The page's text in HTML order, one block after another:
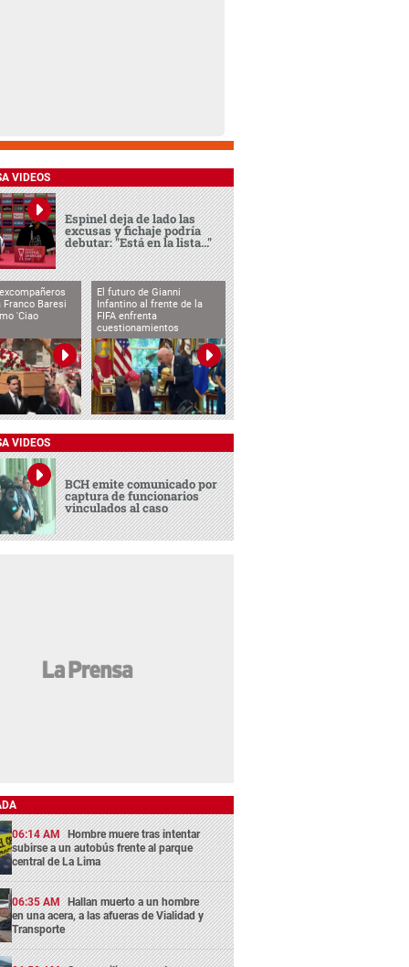
VIDEOS
Espinel deja de lado las
excusas y fichaje podría
debutar: "Está en la lista..."
Franco Baresi
'Ciao
El futuro de Gianni
Infantino al frente de la
FIFA enfrenta
cuestionamientos
VIDEOS
BCH emite comunicado por
captura de funcionarios
vinculados al caso
06:14 AM Hombre muere tras intentar
subirse a un autobús frente al parque
central de La Lima
06:35 AM Hallan muerto a un hombre
en una acera, a las afueras de Vialidad y
Transporte